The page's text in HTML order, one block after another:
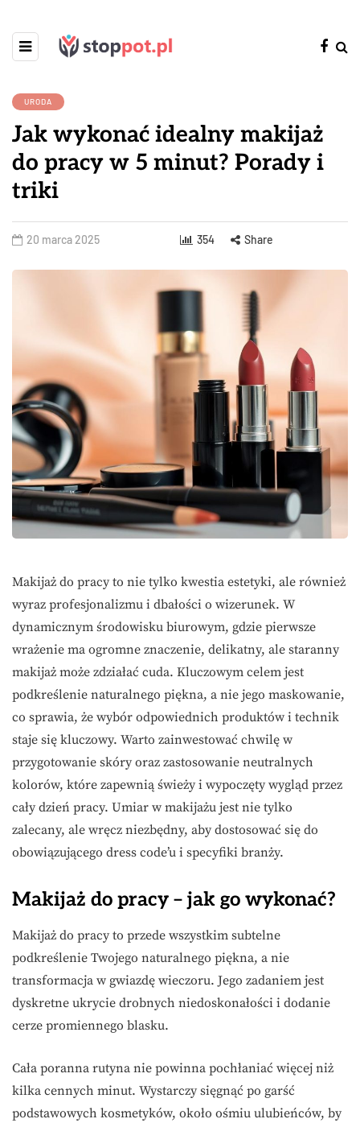
URODA
Jak wykonać idealny makijaż
do pracy w 5 minut? Porady i
triki
20 marca 2025 354 Share
Makijaż do pracy to nie tylko kwestia estetyki, ale również
wyraz profesjonalizmu i dbałości o wizerunek. W
dynamicznym środowisku biurowym, gdzie pierwsze
wrażenie ma ogromne znaczenie, delikatny, ale staranny
makijaż może zdziałać cuda. Kluczowym celem jest
podkreślenie naturalnego piękna, a nie jego maskowanie,
co sprawia, że wybór odpowiednich produktów i technik
staje się kluczowy. Warto zainwestować chwilę w
przygotowanie skóry oraz zastosowanie neutralnych
kolorów, które zapewnią świeży i wypoczęty wygląd przez
cały dzień pracy. Umiar w makijażu jest nie tylko
zalecany, ale wręcz niezbędny, aby dostosować się do
obowiązującego dress code’u i specyfiki branży.
Makijaż do pracy – jak go wykonać?
Makijaż do pracy to przede wszystkim subtelne
podkreślenie Twojego naturalnego piękna, a nie
transformacja w gwiazdę wieczoru. Jego zadaniem jest
dyskretne ukrycie drobnych niedoskonałości i dodanie
cerze promiennego blasku.
Cała poranna rutyna nie powinna pochłaniać więcej niż
kilka cennych minut. Wystarczy sięgnąć po garść
podstawowych kosmetyków, około ośmiu ulubieńców, by